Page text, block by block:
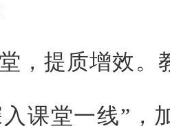
，提质增效。
课堂一线”，